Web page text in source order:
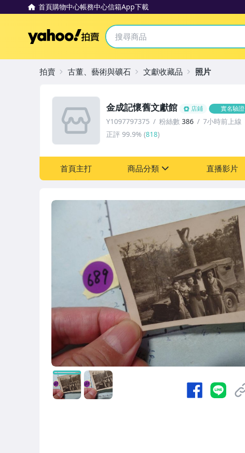
首頁購物中心帳務中心信箱App下載
Yahoo拍賣
金成記懷舊文獻館 店鋪 實名驗證
Y1097797375 粉絲數 386
7小時前上線
正評 99.9% (818)
首頁主打 商品分類 直播影片
拍賣 古董、藝術與礦石 文獻收藏品 照片